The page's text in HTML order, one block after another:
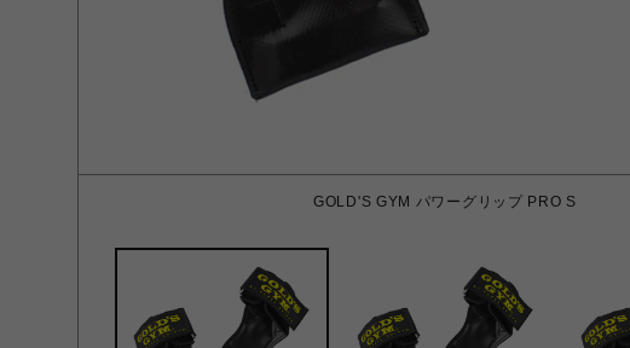
GOLD'S GYM パワーグリップ PRO S